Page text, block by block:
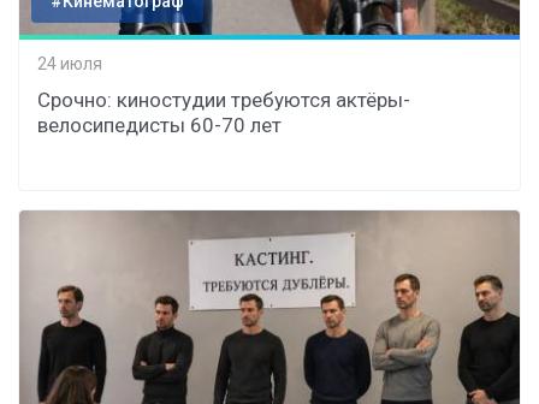
24 июля
Срочно: киностудии требуются актёры-
велосипедисты 60-70 лет